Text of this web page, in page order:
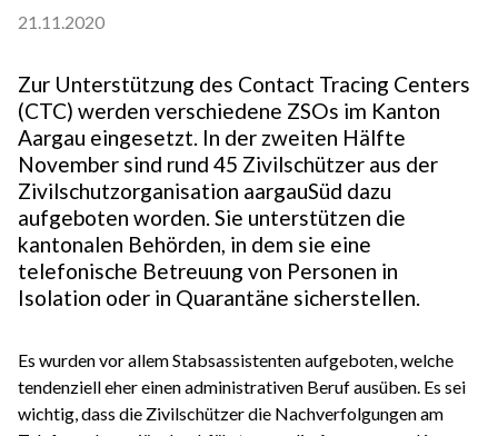
21.11.2020
Zur Unterstützung des Contact Tracing Centers
(CTC) werden verschiedene ZSOs im Kanton
Aargau eingesetzt. In der zweiten Hälfte
November sind rund 45 Zivilschützer aus der
Zivilschutzorganisation aargauSüd dazu
aufgeboten worden. Sie unterstützen die
kantonalen Behörden, in dem sie eine
telefonische Betreuung von Personen in
Isolation oder in Quarantäne sicherstellen.
Es wurden vor allem Stabsassistenten aufgeboten, welche
tendenziell eher einen administrativen Beruf ausüben. Es sei
wichtig, dass die Zivilschützer die Nachverfolgungen am